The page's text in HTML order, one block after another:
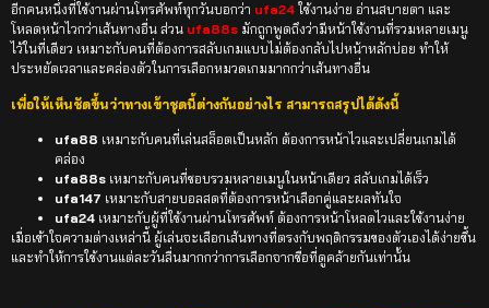
อีกคนหนึ่งที่ใช้งานผ่านโทรศัพท์ทุกวันบอกว่า ufa24 ใช้งานง่าย อ่านสบายตา และ
โหลดหน้าไวกว่าเส้นทางอื่น ส่วน ufa88s มักถูกพูดถึงว่ามีหน้าใช้งานที่รวมหลายเมนู
ไว้ในที่เดียว เหมาะกับคนที่ต้องการสลับเกมแบบไม่ต้องกลับไปหน้าหลักบ่อย ทำให้
ประหยัดเวลาและคล่องตัวในการเลือกหมวดเกมมากกว่าเส้นทางอื่น
เพื่อให้เห็นชัดขึ้นว่าทางเข้าชุดนี้ต่างกันอย่างไร สามารถสรุปได้ดังนี้
ufa88 เหมาะกับคนที่เล่นสล็อตเป็นหลัก ต้องการหน้าไวและเปลี่ยนเกมได้
คล่อง
ufa88s เหมาะกับคนที่ชอบรวมหลายเมนูในหน้าเดียว สลับเกมได้เร็ว
ufa147 เหมาะกับสายบอลสดที่ต้องการหน้าเลือกคู่และผลทันใจ
ufa24 เหมาะกับผู้ที่ใช้งานผ่านโทรศัพท์ ต้องการหน้าโหลดไวและใช้งานง่าย
เมื่อเข้าใจความต่างเหล่านี้ ผู้เล่นจะเลือกเส้นทางที่ตรงกับพฤติกรรมของตัวเองได้ง่ายขึ้น
และทำให้การใช้งานแต่ละวันลื่นมากกว่าการเลือกจากชื่อที่ดูคล้ายกันเท่านั้น